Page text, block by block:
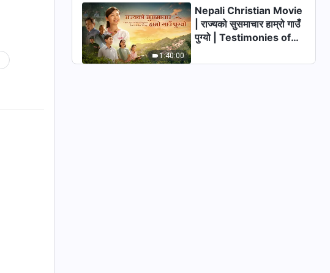
1:40:00
Nepali Christian Movie
| राज्यको सुसमाचार हाम्रो गाउँ
पुग्यो | Testimonies of
the Lord's Return